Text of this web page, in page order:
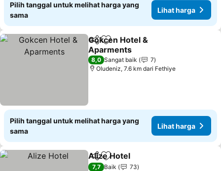
Pilih tanggal untuk melihat harga yang
sama
Lihat harga
BagikanTambahkan ke favorit
Gokcen Hotel &
Aparments
8,0 Sangat baik
7
Oludeniz, 7.6 km dari Fethiye
Pilih tanggal untuk melihat harga yang
sama
Lihat harga
BagikanTambahkan ke favorit
Alize Hotel
7,7 Baik
73